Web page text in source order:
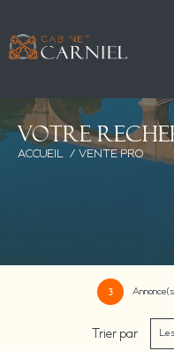
Votre reche
ACCUEIL VENTE PRO
3
Trier par